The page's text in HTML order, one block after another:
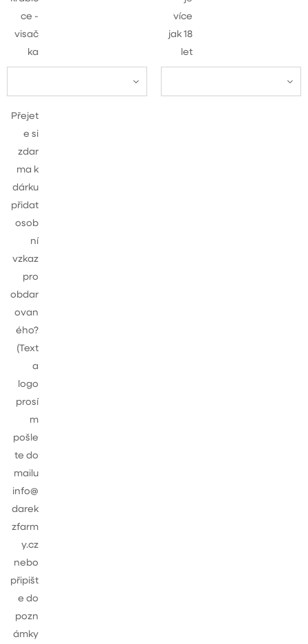
ce -
visač
ka
více
jak 18
let
Přejet
e si
zdar
ma k
dárku
přidat
osob
ní
vzkaz
pro
obdar
ovan
ého?
(Text
a
logo
prosí
m
pošle
te do
mailu
info@
darek
zfarm
y.cz
nebo
připišt
e do
pozn
ámky